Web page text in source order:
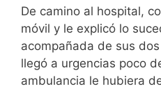
De camino al hospital,
móvil y le explicó lo
acompañada de sus
llegó a urgencias poco
ambulancia le hubiera